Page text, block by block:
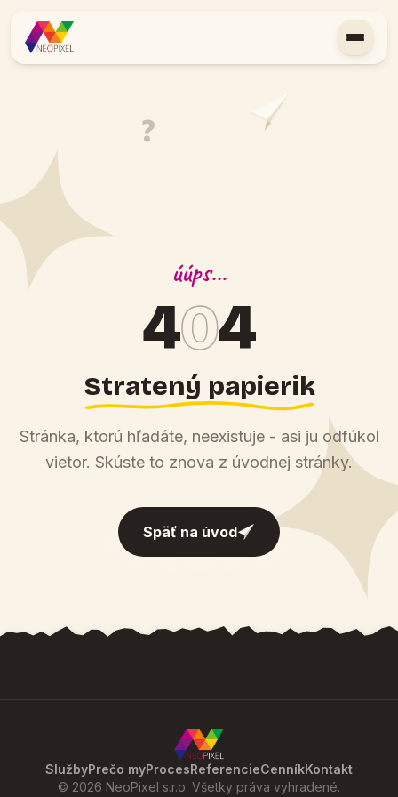
?
úúps…
404
Stratený papierik
Stránka, ktorú hľadáte, neexistuje - asi ju odfúkol
vietor. Skúste to znova z úvodnej stránky.
Späť na úvod
SlužbyPrečo myProcesReferencieCenníkKontakt
© 2026 NeoPixel s.r.o. Všetky práva vyhradené.